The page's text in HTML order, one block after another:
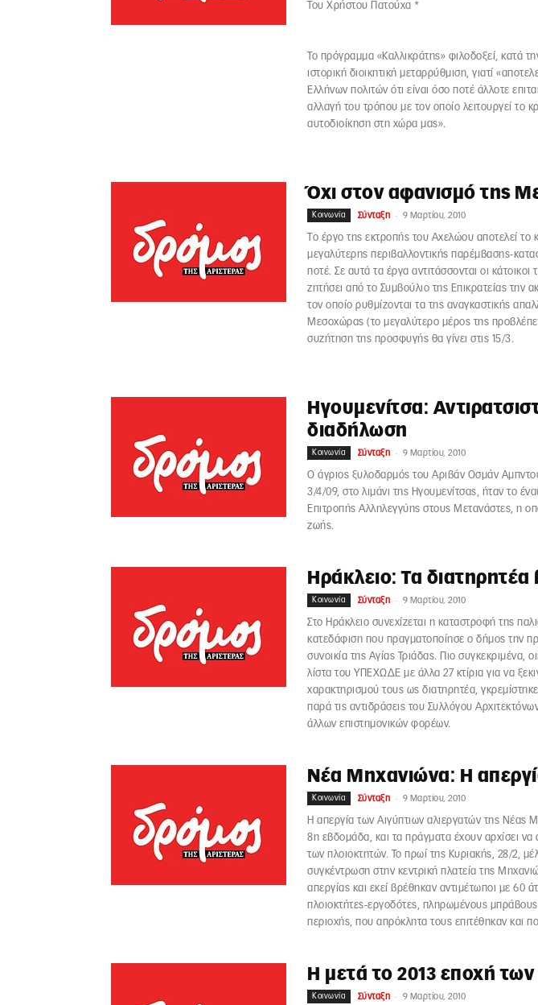
Του Χρήστου Πατούχα *
Το πρόγραμμα «Καλλικράτης» φιλοδοξεί, κατά
ιστορική διοικητική μεταρρύθμιση, γιατί
Ελλήνων πολιτών ότι είναι όσο ποτέ άλλοτε
αλλαγή του τρόπου με τον οποίο λειτουργεί το
αυτοδιοίκηση στη χώρα μας».
Όχι στον αφανισμό της
Κοινωνία Σύνταξη - 9 Μαρτίου, 2010
Τo έργo της εκτροπής του Αχελώου αποτελεί το
μεγαλύτερης περιβαλλοντικής παρέμβασης-
ποτέ. Σε αυτά τα έργα αντιτάσσονται οι
ζητήσει από το Συμβούλιο της Επικρατείας την
τον οποίο ρυθμίζονται τα της αναγκαστικής
Μεσοχώρας (το μεγαλύτερο μέρος της
συζήτηση της προσφυγής θα γίνει στις 15/3.
Ηγουμενίτσα:
διαδήλωση
Κοινωνία Σύνταξη - 9 Μαρτίου, 2010
Ο άγριος ξυλοδαρμός του Αριβάν Οσμάν
3/4/09, στο λιμάνι της Ηγουμενίτσας, ήταν το
Επιτροπής Αλληλεγγύης στους Μετανάστες, η
ζωής.
Ηράκλειο: Τα
Κοινωνία Σύνταξη - 9 Μαρτίου, 2010
Στο Ηράκλειο συνεχίζεται η καταστροφή της
κατεδάφιση που πραγματοποίησε ο δήμος την
συνοικία της Αγίας Τριάδας. Πιο συγκεκριμένα,
λίστα του ΥΠΕΧΩΔΕ με άλλα 27 κτίρια για να
χαρακτηρισμού τους ως διατηρητέα,
παρά τις αντιδράσεις του Συλλόγου
άλλων επιστημονικών φορέων.
Νέα Μηχανιώνα: Η
Κοινωνία Σύνταξη - 9 Μαρτίου, 2010
Η απεργία των Αιγύπτιων αλιεργατών της Νέας
8η εβδομάδα, και τα πράγματα έχουν αρχίσει
των πλοιοκτητών. Το πρωί της Κυριακής, 28/2,
συγκέντρωση στην κεντρική πλατεία της
απεργίας και εκεί βρέθηκαν αντιμέτωποι με 60
πλοιοκτήτες-εργοδότες, πληρωμένους μπράβους
περιοχής, που απρόκλητα τους επιτέθηκαν και
Η μετά το 2013 εποχή
Κοινωνία Σύνταξη - 9 Μαρτίου, 2010